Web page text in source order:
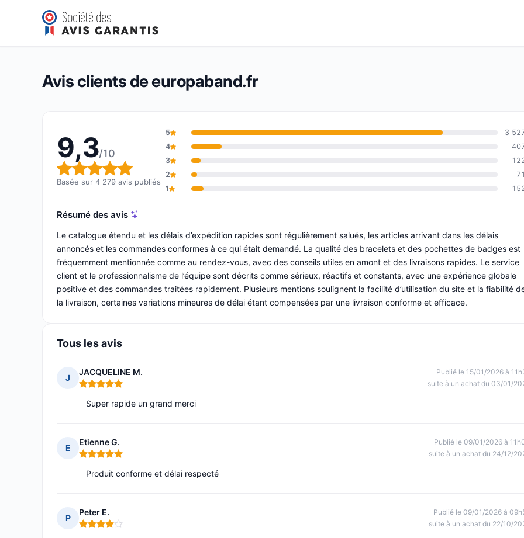
europaband.fr
Note globale : 9,3 sur 10
9,3/10(4 279 avis)
Avis clients de europaband.fr
9,3/10
Note globale : 9,3 sur 10
Basée sur 4 279 avis publiés
5
3
4
3
2
71
1
Résumé des avis
Le catalogue étendu et les délais d’expédition rapides sont régulièrement salués, les articles arrivant dans les délais
annoncés et les commandes conformes à ce qui était demandé. La qualité des bracelets et des pochettes de badges est
fréquemment mentionnée comme au rendez-vous, avec des conseils utiles en amont et des livraisons rapides. Le service
client et le professionnalisme de l’équipe sont décrits comme sérieux, réactifs et constants, avec une expérience globale
positive et des commandes traitées rapidement. Plusieurs mentions soulignent la facilité d’utilisation du site et la fiabilité
la livraison, certaines variations mineures de délai étant compensées par une livraison conforme et efficace.
Tous les avis
J
JACQUELINE M.
Note : 5 sur 5
Publié le 15/01/2026 à
suite à un achat du 03/01/
Super rapide un grand merci
E
Etienne G.
Note : 5 sur 5
Publié le 09/01/2026 à
suite à un achat du 24/12/
Produit conforme et délai respecté
P
Peter E.
Note : 4 sur 5
Publié le 09/01/2026 à
suite à un achat du 22/10/